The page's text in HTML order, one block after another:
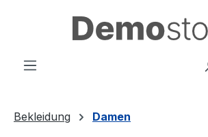
Zum Hauptinhalt springen
Bekleidung Damen